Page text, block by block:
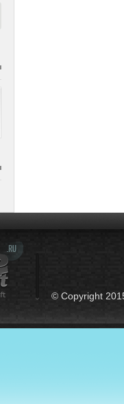
© Copyright